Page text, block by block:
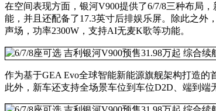
在空间表现方面，银河V900提供了6/7/8三种布局
能，并且还配备了17.3英寸后排娱乐屏。除此之外
声场，功率2300W，支持AI无麦K歌等功能。
作为基于GEA Evo全球智能新能源旗舰架构打造的
此外，新车还支持全场景车位到车位D2D、端到端